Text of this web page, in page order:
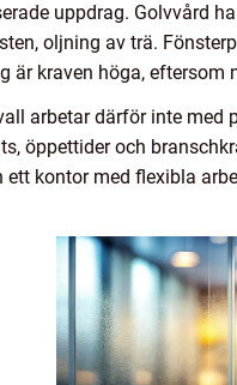
uppdrag. Golvvård
oljning av trä.
kraven höga,
arbetar därför inte
öppettider och
ett kontor med flexibla